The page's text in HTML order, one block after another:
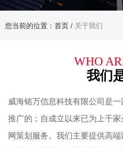
您当前的位置：首页 / 关于我们
WHO
我们
威海铭万信息科技有限公司是
推广的；自成立以来已为上千
网策划服务。我们主要提供高端